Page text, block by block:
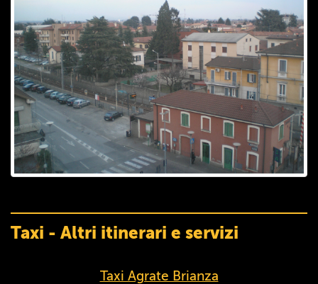
Taxi - Altri itinerari e servizi
Taxi Agrate Brianza